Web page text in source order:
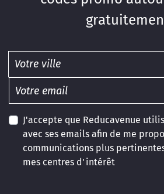
J'accepte que Reducavenue
avec ses emails afin de me
communications plus
mes centres d'intérêt